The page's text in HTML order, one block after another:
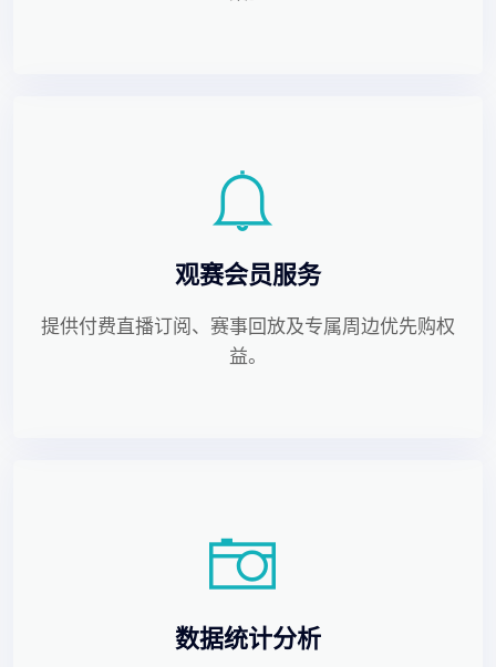
观赛会员服务
提供付费直播订阅、赛事回放及专属周边优先购权
益。
数据统计分析